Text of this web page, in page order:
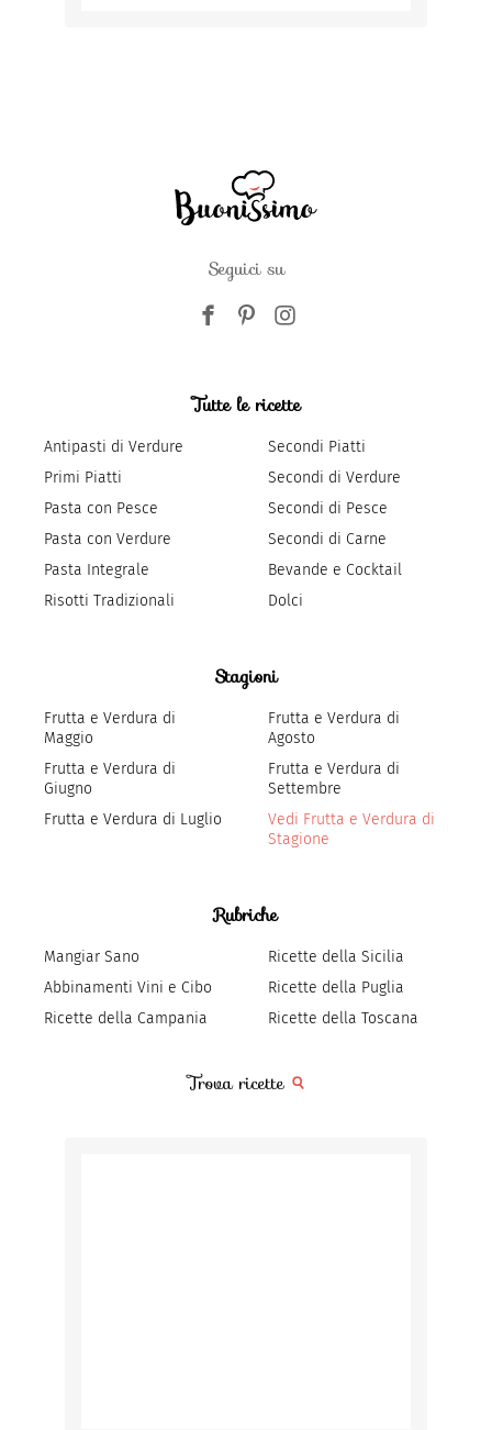
Seguici su
Tutte le ricette
Antipasti di Verdure
Primi Piatti
Pasta con Pesce
Pasta con Verdure
Pasta Integrale
Risotti Tradizionali
Secondi Piatti
Secondi di Verdure
Secondi di Pesce
Secondi di Carne
Bevande e Cocktail
Dolci
Stagioni
Frutta e Verdura di
Maggio
Frutta e Verdura di
Giugno
Frutta e Verdura di Luglio
Frutta e Verdura di
Agosto
Frutta e Verdura di
Settembre
Vedi Frutta e Verdura di
Stagione
Rubriche
Mangiar Sano
Abbinamenti Vini e Cibo
Ricette della Campania
Ricette della Sicilia
Ricette della Puglia
Ricette della Toscana
Trova ricette